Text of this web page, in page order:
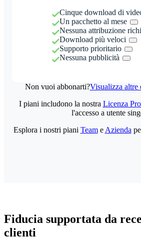
Cinque download di
Un pacchetto al mese
Nessuna attribuzione
Download più veloci
Supporto prioritario
Nessuna pubblicità
Non vuoi abbonarti?Visualizza altre
I piani includono la nostra Licenza
l'accesso a utente
Esplora i nostri piani Teame Azienda
Fiducia supportata da
clienti